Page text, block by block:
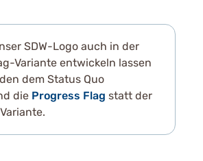
SDW-Logo auch in der
Variante entwickeln lassen
dem Status Quo
die Progress Flag statt der